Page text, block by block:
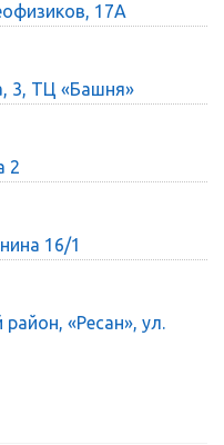
17А
3, ТЦ «Башня»
2
16/1
«Ресан», ул.